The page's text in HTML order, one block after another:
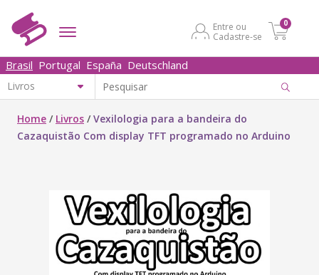
Entre ou
Cadastre-se
0
Brasil Portugal España Deutschland
Home / Livros /Vexilologia para a bandeira do
Cazaquistão Com display TFT programado no Arduino